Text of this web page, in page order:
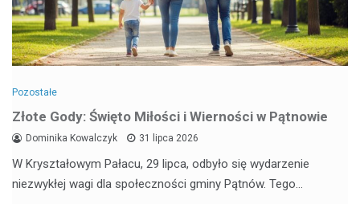
Pozostałe
Złote Gody: Święto Miłości i Wierności w Pątnowie
Dominika Kowalczyk 31 lipca 2026
W Kryształowym Pałacu, 29 lipca, odbyło się wydarzenie
niezwykłej wagi dla społeczności gminy Pątnów. Tego…